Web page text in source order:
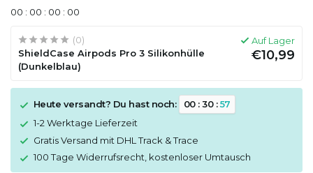
00 : 00 : 00 : 00
(0)
ShieldCase Airpods Pro 3 Silikonhülle
(Dunkelblau)
Auf Lager
€10,99
Heute versandt? Du hast noch: 00:30:57
1-2 Werktage Lieferzeit
Gratis Versand mit DHL Track & Trace
100 Tage Widerrufsrecht, kostenloser Umtausch